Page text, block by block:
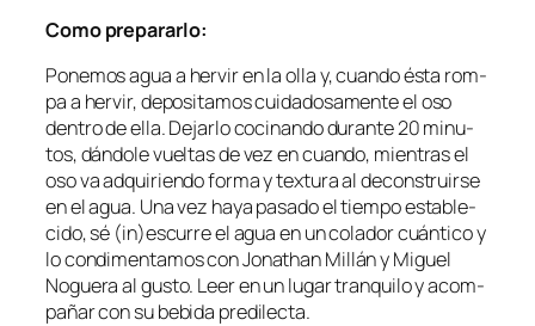
Como pre­pa­rar­lo:
Ponemos agua a her­vir en la olla y, cuan­do és­ta rom­
pa a her­vir, de­po­si­ta­mos cui­da­do­sa­men­te el oso
den­tro de ella. Dejarlo co­ci­nan­do du­ran­te 20 mi­nu­
tos, dán­do­le vuel­tas de vez en cuan­do, mien­tras el
oso va ad­qui­rien­do for­ma y tex­tu­ra al de­cons­truir­se
en el agua. Una vez ha­ya pa­sa­do el tiem­po es­ta­ble­
ci­do, sé (in)escurre el agua en un co­la­dor cuán­ti­co y
lo con­di­men­ta­mos con Jonathan Millán y Miguel
Noguera al gus­to. Leer en un lu­gar tran­qui­lo y acom­
pa­ñar con su be­bi­da predilecta.